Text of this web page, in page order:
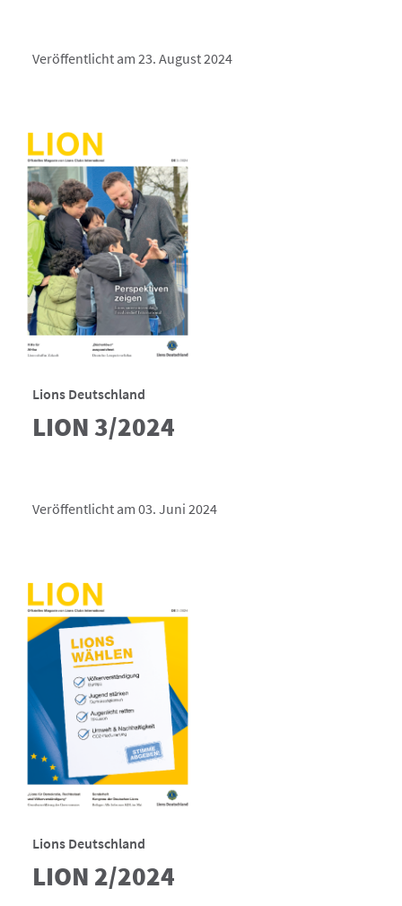
Veröffentlicht am 23. August 2024
Lions Deutschland
LION 3/2024
Veröffentlicht am 03. Juni 2024
Lions Deutschland
LION 2/2024